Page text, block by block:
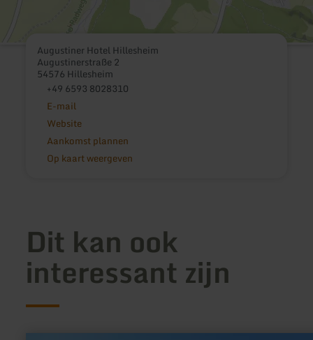
Augustiner Hotel Hillesheim
Augustinerstraße 2
54576 Hillesheim
+49 6593 8028310
E-mail
Website
Aankomst plannen
Op kaart weergeven
Dit kan ook
interessant zijn